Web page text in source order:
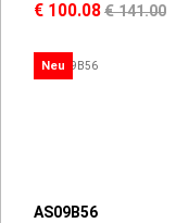
€ 100.08€ 141.00
Neu
AS09B56